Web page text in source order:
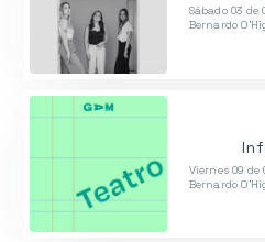
Sábado 03 de
Bernardo
Viernes 09 de
Bernardo